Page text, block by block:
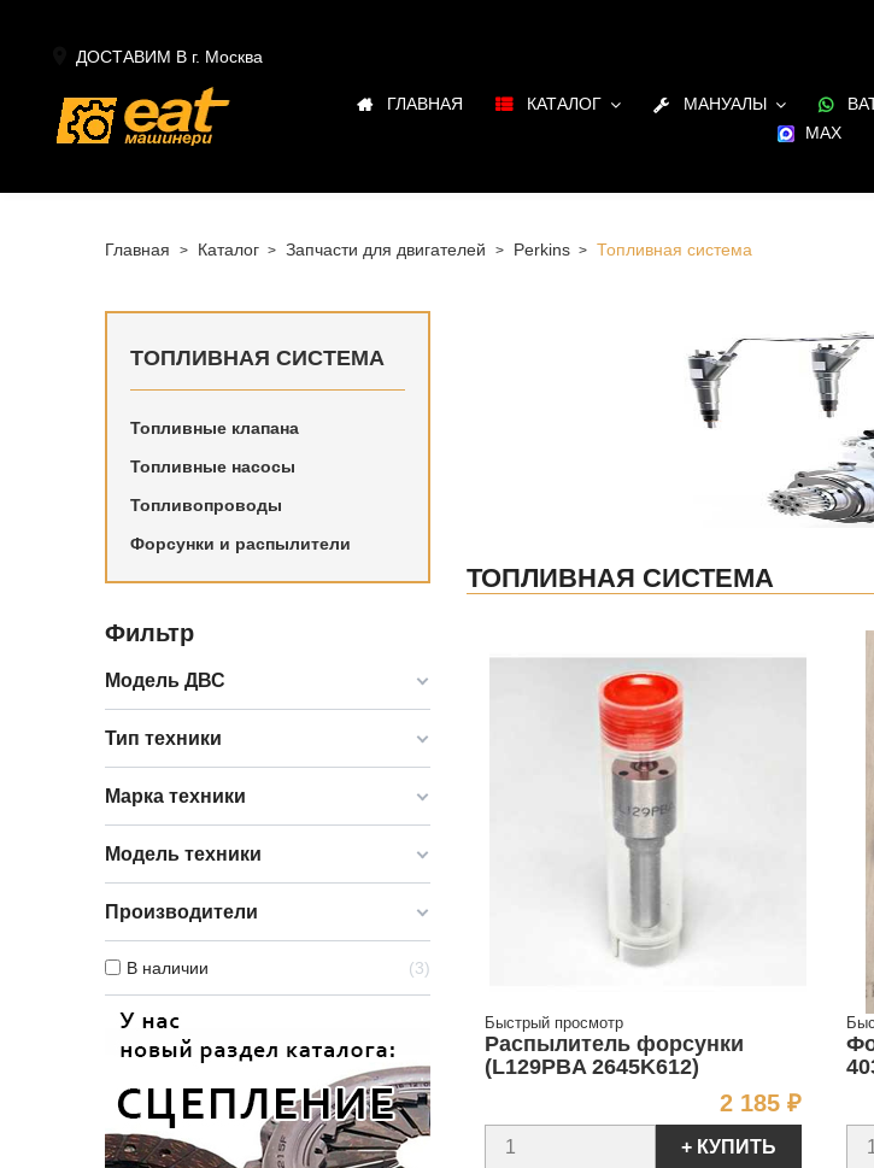
ДОСТАВИМ В г. Москва
ГЛАВНАЯ КАТАЛОГ МАНУАЛЫ
MAX
Главная Каталог Запчасти для двигателей Perkins Топливная система
ТОПЛИВНАЯ СИСТЕМА
Топливные клапана
Топливные насосы
Топливопроводы
Форсунки и распылители
Фильтр
Модель ДВС
Тип техники
Марка техники
Модель техники
Производители
В наличии 3
ТОПЛИВНАЯ СИСТЕМА
Быстрый просмотр
Распылитель форсунки
(L129PBA 2645K612)
2 185 ₽Цена
+ КУПИТЬ